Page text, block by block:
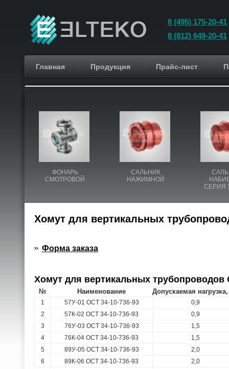
8 (495) 175-20-41
8 (812) 649-20-41
Главная Продукция Прайс-лист
ФОНАРЬ
СМОТРОВОЙ
САЛЬНИК
НАЖИМНОЙ
СЕРИЯ
Хомут для вертикальных
Форма заказа
Хомут для вертикальных трубопроводов
№ Наименование Допускаемая
1 57У-01 ОСТ 34-10-736-93
0,9
2
57К-02 ОСТ 34-10-736-93
0,9
3
76У-03 ОСТ 34-10-736-93
1,5
4
76К-04 ОСТ 34-10-736-93
1,5
5
89У-05 ОСТ 34-10-736-93
2,0
6
89К-06 ОСТ 34-10-736-93
2,0